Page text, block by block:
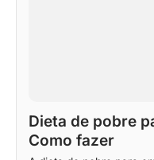
Dieta de pobre
Como fazer